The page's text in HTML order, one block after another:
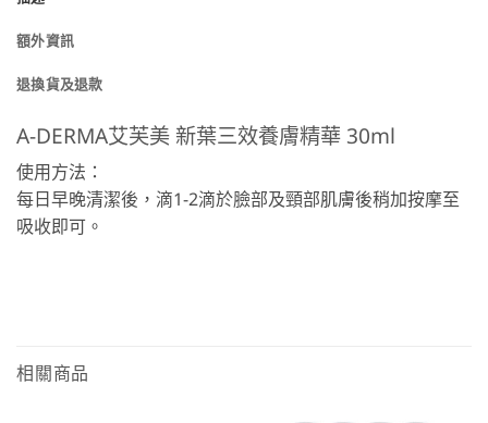
額外資訊
退換貨及退款
A-DERMA艾芙美 新葉三效養膚精華 30ml
使用方法：
每日早晚清潔後，滴1-2滴於臉部及頸部肌膚後稍加按摩至
吸收即可。
相關商品